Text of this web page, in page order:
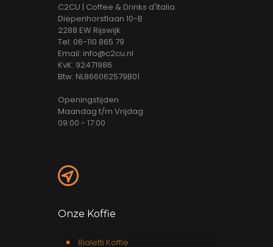
C2CU | Coffee & Drinks d'Italia
Diepenhorstlaan 10-B
2288 EW Rijswijk
Tel: 06-110 865 79
Email: info@c2cu.nl
KvK: 92471986
Btw: NL866062579B01
Openingstijden
Maandag t/m Vrijdag
09:00 - 17:00
Onze Koffie
Bialetti Koffie